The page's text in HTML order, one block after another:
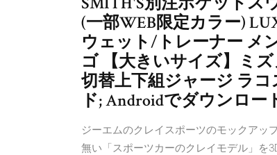
(一部WEB限定カラー)
ウェット/トレーナー メ
ゴ 【大きいサイズ】ミ
切替上下組ジャージ ラ
ド; Androidでダウンロー
ジーエムのクレイスポーツのモックアッ
無い「スポーツカーのクレイモデル」を